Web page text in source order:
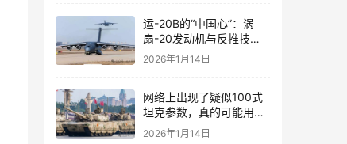
运-20B的“中国心”：涡
扇-20发动机与反推技术
大突破！
2026年1月14日
网络上出现了疑似100式
坦克参数，真的可能用了
钛合金装甲！
2026年1月14日